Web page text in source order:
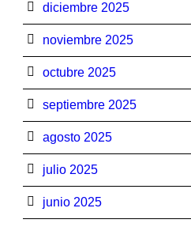
diciembre 2025
noviembre 2025
octubre 2025
septiembre 2025
agosto 2025
julio 2025
junio 2025